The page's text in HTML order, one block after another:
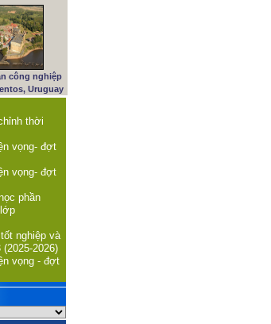
công nghiệp
Uruguay
thời
vọng- đợt
vọng- đợt
phần
nghiệp và
2026)
vọng - đợt